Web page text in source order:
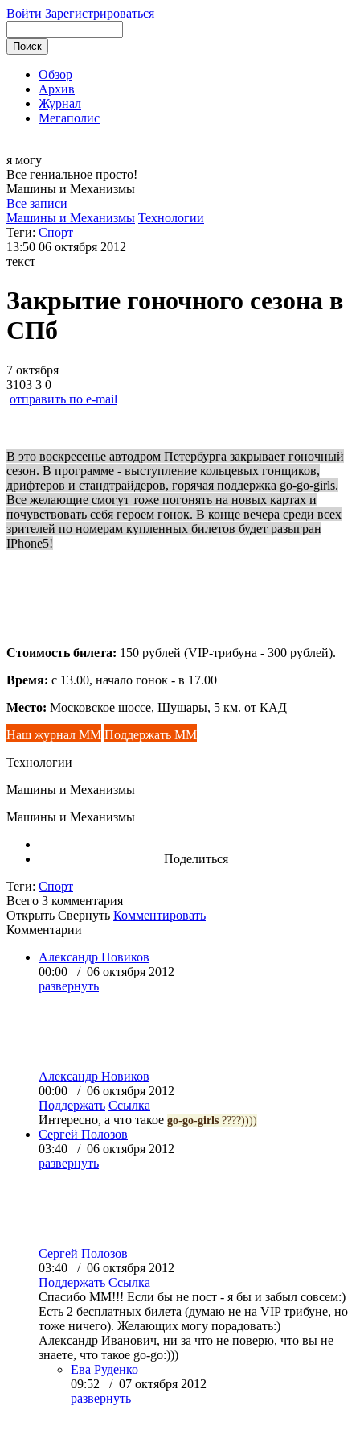
Войти Зарегистрироваться
Обзор
Архив
Журнал
Мегаполис
я могу
Все гениальное просто!
Машины и Механизмы
Все записи
Машины и Механизмы Технологии
Теги: Спорт
13:50 06 октября 2012
текст
Закрытие гоночного сезона в
СПб
7 октября
3103 3 0
отправить по e-mail
В это воскресенье автодром Петербурга закрывает гоночный
сезон. В программе - выступление кольцевых гонщиков,
дрифтеров и стандтрайдеров, горячая поддержка go-go-girls.
Все желающие смогут тоже погонять на новых картах и
почувствовать себя героем гонок. В конце вечера среди всех
зрителей по номерам купленных билетов будет разыгран
IPhone5!
Стоимость билета: 150 рублей (VIP-трибуна - 300 рублей).
Время: с 13.00, начало гонок - в 17.00
Место: Московское шоссе, Шушары, 5 км. от КАД
Наш журнал ММ Поддержать ММ
Технологии
Машины и Механизмы
Машины и Механизмы
Поделиться
Теги: Спорт
Всего 3 комментария
Открыть Свернуть Комментировать
Комментарии
Александр Новиков
00:00 / 06 октября 2012
развернуть
Александр Новиков
00:00 / 06 октября 2012
Поддержать Ссылка
Интересно, а что такое go-go-girls ????))))
Сергей Полозов
03:40 / 06 октября 2012
развернуть
Сергей Полозов
03:40 / 06 октября 2012
Поддержать Ссылка
Спасибо ММ!!! Если бы не пост - я бы и забыл совсем:)
Есть 2 бесплатных билета (думаю не на VIP трибуне, но
тоже ничего). Желающих могу порадовать:)
Александр Иванович, ни за что не поверю, что вы не
знаете, что такое go-go:)))
Ева Руденко
09:52 / 07 октября 2012
развернуть